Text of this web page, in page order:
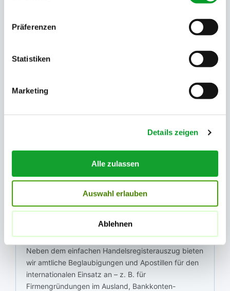
Präferenzen
Statistiken
Marketing
Details zeigen
Alle zulassen
Auswahl erlauben
Ablehnen
chronologischer Reihenfolge.
Amtliche Beglaubigung & Apostille
Neben dem einfachen Handelsregisterauszug bieten
wir amtliche Beglaubigungen und Apostillen für den
internationalen Einsatz an – z. B. für
Firmengründungen im Ausland, Bankkonten-